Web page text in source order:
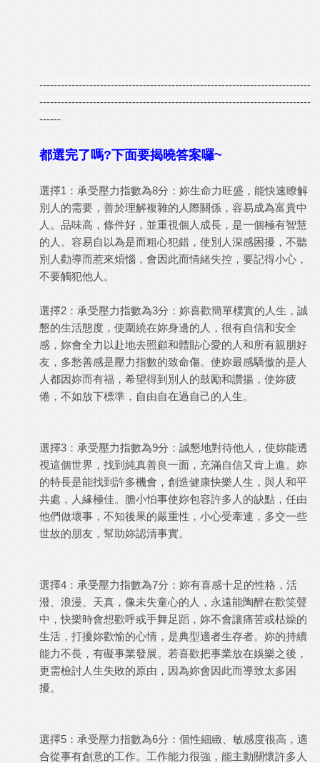
----------------------------------------------------------------------------
----------------------------------------------------------------------------
------
都選完了嗎?下面要揭曉答案囉~
選擇1：承受壓力指數為8分：妳生命力旺盛，能快速瞭解
別人的需要，善於理解複雜的人際關係，容易成為富貴中
人。品味高，條件好，並重視個人成長，是一個極有智慧
的人。容易自以為是而粗心犯錯，使別人深感困擾，不聽
別人勸導而惹來煩惱，會因此而情緒失控，要記得小心，
不要觸犯他人。
選擇2：承受壓力指數為3分：妳喜歡簡單樸實的人生，誠
懇的生活態度，使圍繞在妳身邊的人，很有自信和安全
感，妳會全力以赴地去照顧和體貼心愛的人和所有親朋好
友，多愁善感是壓力指數的致命傷。使妳最感驕傲的是人
人都因妳而有福，希望得到別人的鼓勵和讚揚，使妳疲
倦，不如放下標準，自由自在過自己的人生。
選擇3：承受壓力指數為9分：誠懇地對待他人，使妳能透
視這個世界，找到純真善良一面，充滿自信又肯上進。妳
的特長是能找到許多機會，創造健康快樂人生，與人和平
共處，人緣極佳。膽小怕事使妳包容許多人的缺點，任由
他們做壞事，不知後果的嚴重性，小心受牽連，多交一些
世故的朋友，幫助妳認清事實。
選擇4：承受壓力指數為7分：妳有喜感十足的性格，活
潑、浪漫、天真，像未失童心的人，永遠能陶醉在歡笑聲
中，快樂時會想歡呼或手舞足蹈，妳不會讓痛苦或枯燥的
生活，打擾妳歡愉的心情，是典型適者生存者。妳的持續
能力不長，有礙事業發展。若喜歡把事業放在娛樂之後，
更需檢討人生失敗的原由，因為妳會因此而導致太多困
擾。
選擇5：承受壓力指數為6分：個性細緻、敏感度很高，適
合從事有創意的工作。工作能力很強，能主動關懷許多人